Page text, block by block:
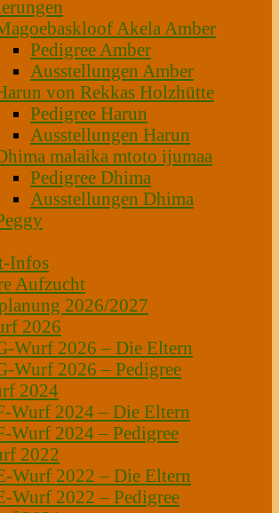
Akela Amber
Pedigree Amber
Ausstellungen Amber
von Rekkas Holzhütte
Pedigree Harun
Ausstellungen Harun
malaika mtoto ijumaa
Pedigree Dhima
Ausstellungen Dhima
Infos
Aufzucht
2026/2027
2026
Wurf 2026 – Die Eltern
Wurf 2026 – Pedigree
2024
Wurf 2024 – Die Eltern
Wurf 2024 – Pedigree
2022
Wurf 2022 – Die Eltern
Wurf 2022 – Pedigree